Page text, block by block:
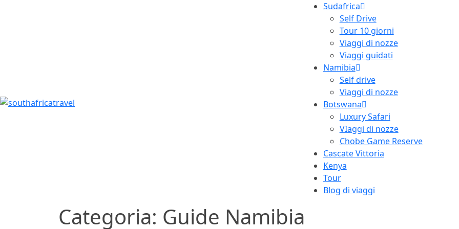
Sudafrica
Self Drive
Tour 10 giorni
Viaggi di nozze
Viaggi guidati
Namibia
Self drive
Viaggi di nozze
Botswana
Luxury Safari
VIaggi di nozze
Chobe Game Reserve
Cascate Vittoria
Kenya
Tour
Blog di viaggi
Categoria: Guide Namibia